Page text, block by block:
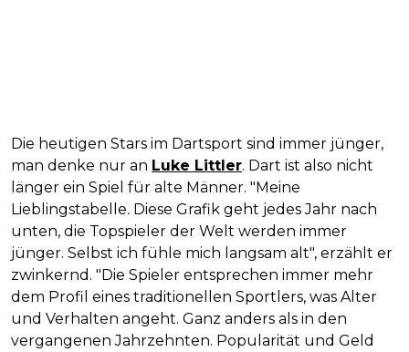
Die heutigen Stars im Dartsport sind immer jünger,
man denke nur an Luke Littler. Dart ist also nicht
länger ein Spiel für alte Männer. "Meine
Lieblingstabelle. Diese Grafik geht jedes Jahr nach
unten, die Topspieler der Welt werden immer
jünger. Selbst ich fühle mich langsam alt", erzählt er
zwinkernd. "Die Spieler entsprechen immer mehr
dem Profil eines traditionellen Sportlers, was Alter
und Verhalten angeht. Ganz anders als in den
vergangenen Jahrzehnten. Popularität und Geld